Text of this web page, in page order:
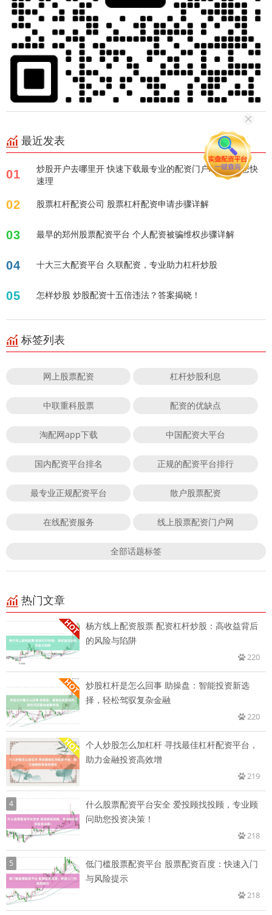
最近发表
01
炒股开户去哪里开 快速下载最专业的配资门户APP，助您快
速理
02 股票杠杆配资公司 股票杠杆配资申请步骤详解
03 最早的郑州股票配资平台 个人配资被骗维权步骤详解
04 十大三大配资平台 久联配资，专业助力杠杆炒股
05 怎样炒股 炒股配资十五倍违法？答案揭晓！
标签列表
网上股票配资 杠杆炒股利息
中联重科股票 配资的优缺点
淘配网app下载 中国配资大平台
国内配资平台排名 正规的配资平台排行
最专业正规配资平台 散户股票配资
在线配资服务 线上股票配资门户网
全部话题标签
热门文章
杨方线上配资股票 配资杠杆炒股：高收益背后
的风险与陷阱
220
炒股杠杆是怎么回事 助操盘：智能投资新选
择，轻松驾驭复杂金融
220
个人炒股怎么加杠杆 寻找最佳杠杆配资平台，
助力金融投资高效增
219
4
什么股票配资平台安全 爱投顾找投顾，专业顾
问助您投资决策！
218
5
低门槛股票配资平台 股票配资百度：快速入门
与风险提示
218